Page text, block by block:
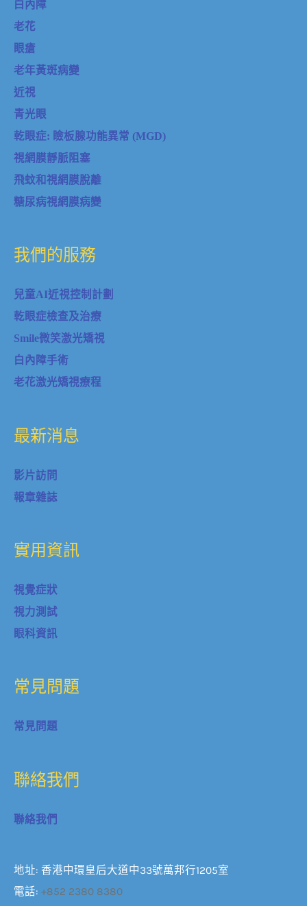
白內障
老花
眼瘡
老年黃斑病變
近視
青光眼
乾眼症: 瞼板腺功能異常 (MGD)
視網膜靜脈阻塞
飛蚊和視網膜脫離
糖尿病視網膜病變
我們的服務
兒童AI近視控制計劃
乾眼症檢查及治療
Smile微笑激光矯視
白內障手術
老花激光矯視療程
最新消息
影片訪問
報章雜誌
實用資訊
視覺症狀
視力測試
眼科資訊
常見問題
常見問題
聯絡我們
聯絡我們
地址: 香港中環皇后大道中33號萬邦行1205室
電話: +852 2380 8380